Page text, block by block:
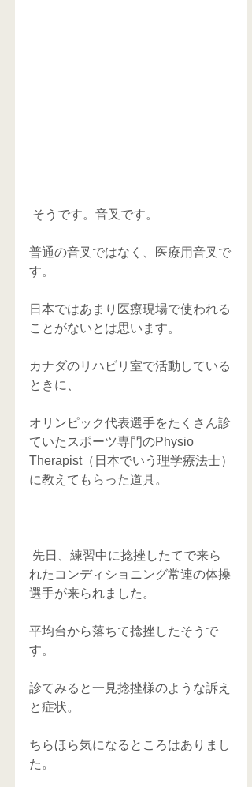
そうです。音叉です。
普通の音叉ではなく、医療用音叉で
す。
日本ではあまり医療現場で使われる
ことがないとは思います。
カナダのリハビリ室で活動している
ときに、
オリンピック代表選手をたくさん診
ていたスポーツ専門のPhysio
Therapist（日本でいう理学療法士）
に教えてもらった道具。
れたコンディショニング常連の体操
選手が来られました。
平均台から落ちて捻挫したそうで
す。
診てみると一見捻挫様のような訴え
と症状。
ちらほら気になるところはありまし
た。